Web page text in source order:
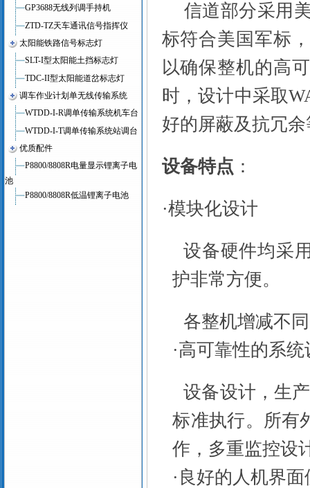
GP3688无线列调手持机
ZTD-TZ天车通讯信号指挥仪
太阳能铁路信号标志灯
SLT-I型太阳能土挡标志灯
TDC-II型太阳能道岔标志灯
调车作业计划单无线传输系统
WTDD-I-R调单传输系统机车台
WTDD-I-T调单传输系统站调台
优质配件
P8800/8808R电量显示锂离子电
池
P8800/8808R低温锂离子电池
信道部分采用
标符合美国军标
以确保整机的高
时，设计中采取
好的屏蔽及抗冗
设备特点 ：
·模块化设计
设备硬件均采
护非常方便。
各整机增减不
·高可靠性的系统
设备设计，生
标准执行。所有
作，多重监控设
· 良好的人机界